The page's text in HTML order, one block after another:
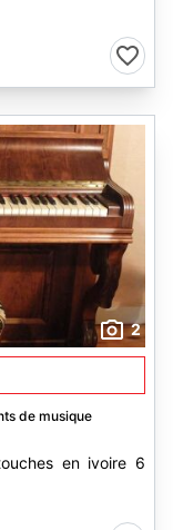
2
de musique
en ivoire 6